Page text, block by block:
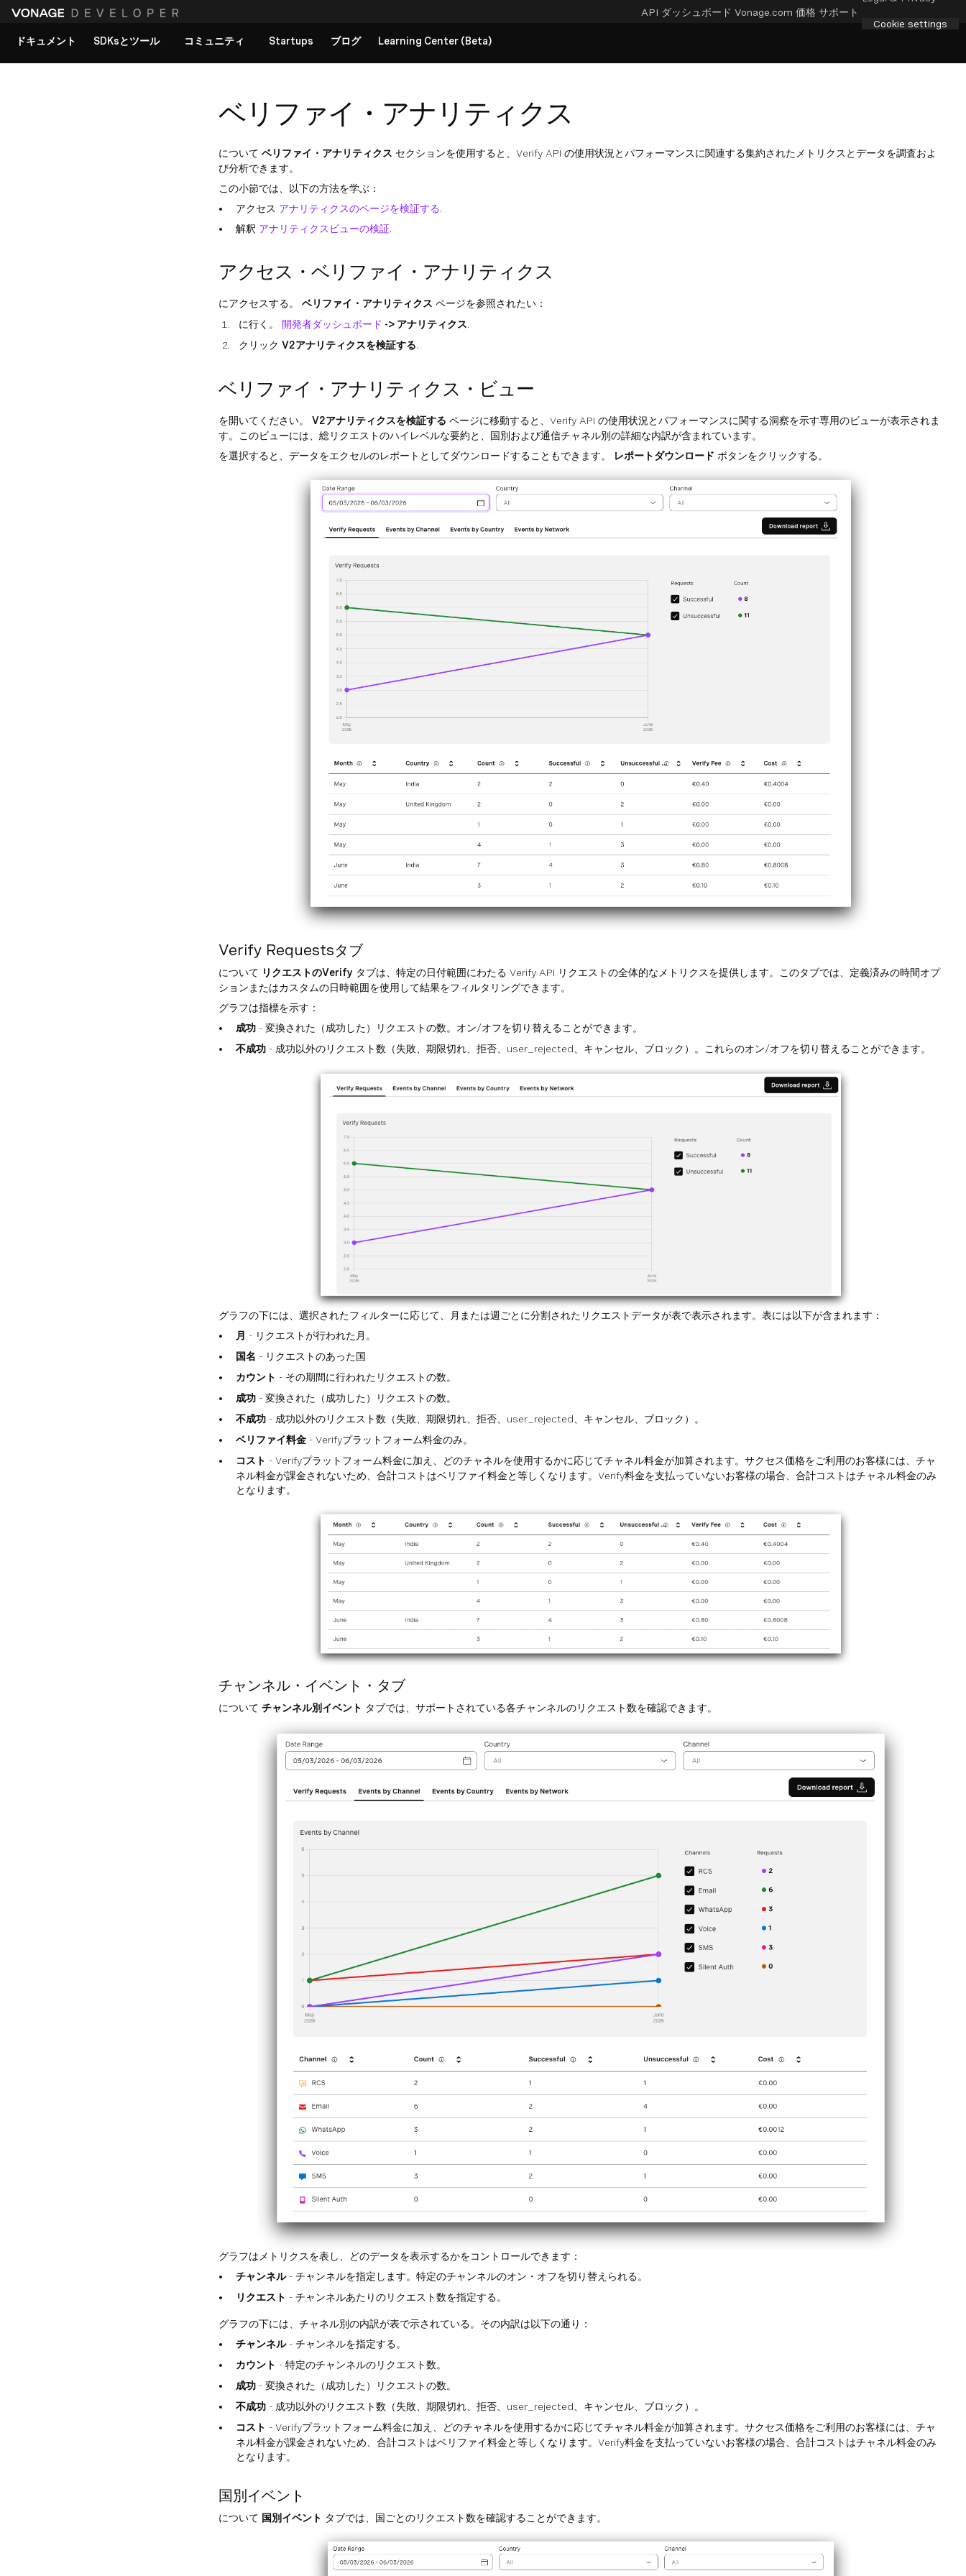
API ダッシュボード Vonage.com 価格 サポート
Cookie settings
ドキュメント
SDKsとツール コミュニティ Startups ブログ Learning Center (Beta)
ベリファイ・アナリティクス
について ベリファイ・アナリティクス セクションを使用すると、Verify API の使用状況とパフォーマンスに関連する集約されたメトリクスとデータを調査およ
び分析できます。
この小節では、以下の方法を学ぶ：
アクセス アナリティクスのページを検証する.
解釈 アナリティクスビューの検証.
アクセス・ベリファイ・アナリティクス
にアクセスする。 ベリファイ・アナリティクス ページを参照されたい：
に行く。 開発者ダッシュボード -> アナリティクス.
クリック V2アナリティクスを検証する.
ベリファイ・アナリティクス・ビュー
を開いてください。 V2アナリティクスを検証する ページに移動すると、Verify API の使用状況とパフォーマンスに関する洞察を示す専用のビューが表示されま
す。このビューには、総リクエストのハイレベルな要約と、国別および通信チャネル別の詳細な内訳が含まれています。
を選択すると、データをエクセルのレポートとしてダウンロードすることもできます。
レポートダウンロード ボタンをクリックする。
Verify Requestsタブ
について リクエストのVerify タブは、特定の日付範囲にわたる Verify API リクエストの全体的なメトリクスを提供します。このタブでは、定義済みの時間オプ
ションまたはカスタムの日時範囲を使用して結果をフィルタリングできます。
グラフは指標を示す：
成功 - 変換された（成功した）リクエストの数。オン/オフを切り替えることができます。
不成功 - 成功以外のリクエスト数（失敗、期限切れ、拒否、user_rejected、キャンセル、ブロック）。これらのオン/オフを切り替えることができます。
グラフの下には、選択されたフィルターに応じて、月または週ごとに分割されたリクエストデータが表で表示されます。表には以下が含まれます：
月 - リクエストが行われた月。
国名 - リクエストのあった国
カウント - その期間に行われたリクエストの数。
成功 - 変換された（成功した）リクエストの数。
不成功 - 成功以外のリクエスト数（失敗、期限切れ、拒否、user_rejected、キャンセル、ブロック）。
ベリファイ料金 - Verifyプラットフォーム料金のみ。
コスト - Verifyプラットフォーム料金に加え、どのチャネルを使用するかに応じてチャネル料金が加算されます。サクセス価格をご利用のお客様には、チャ
ネル料金が課金されないため、合計コストはベリファイ料金と等しくなります。Verify料金を支払っていないお客様の場合、合計コストはチャネル料金のみ
となります。
チャンネル・イベント・タブ
について チャンネル別イベント タブでは、サポートされている各チャンネルのリクエスト数を確認できます。
グラフはメトリクスを表し、どのデータを表示するかをコントロールできます：
チャンネル- チャンネルを指定します。特定のチャンネルのオン・オフを切り替えられる。
リクエスト - チャンネルあたりのリクエスト数を指定する。
グラフの下には、チャネル別の内訳が表で示されている。その内訳は以下の通り：
チャンネル- チャンネルを指定する。
カウント - 特定のチャンネルのリクエスト数。
成功 - 変換された（成功した）リクエストの数。
不成功 - 成功以外のリクエスト数（失敗、期限切れ、拒否、user_rejected、キャンセル、ブロック）。
コスト - Verifyプラットフォーム料金に加え、どのチャネルを使用するかに応じてチャネル料金が加算されます。サクセス価格をご利用のお客様には、チャ
ネル料金が課金されないため、合計コストはベリファイ料金と等しくなります。Verify料金を支払っていないお客様の場合、合計コストはチャネル料金のみ
となります。
国別イベント
について 国別イベント タブでは、国ごとのリクエスト数を確認することができます。